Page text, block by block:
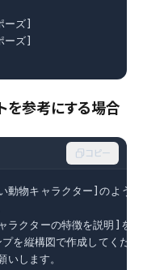
ズ]
ズ]
を参考にする場合
コピー
動物キャラクター]のような
ラクターの特徴を説明]を
を縦構図で作成してくださ
します。